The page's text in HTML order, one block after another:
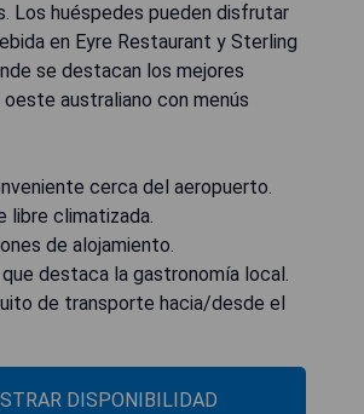
Los huéspedes pueden disfrutar
en Eyre Restaurant y Sterling
se destacan los mejores
australiano con menús
cerca del aeropuerto.
libre climatizada.
de alojamiento.
destaca la gastronomía local.
de transporte hacia/desde el
DISPONIBILIDAD